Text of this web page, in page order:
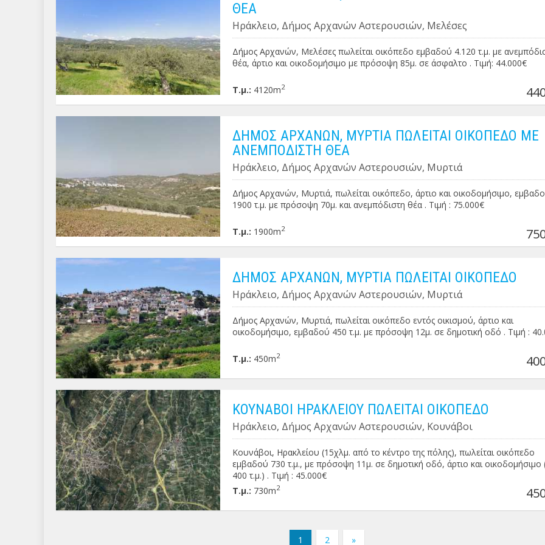
ΘΕΑ
Ηράκλειο, Δήμος Αρχανών Αστερουσιών, Μελέσες
Δήμος Αρχανών, Μελέσες πωλείται οικόπεδο εμβαδού 4.120 τ.μ. με
θέα, άρτιο και οικοδομήσιμο με πρόσοψη 85μ. σε άσφαλτο . Τιμή: 44.000€
Τ.μ.: 4120m2
ΔΗΜΟΣ ΑΡΧΑΝΩΝ, ΜΥΡΤΙΑ ΠΩΛΕΙΤΑΙ ΟΙΚΟΠΕΔΟ ΜΕ
ΑΝΕΜΠΟΔΙΣΤΗ ΘΕΑ
Ηράκλειο, Δήμος Αρχανών Αστερουσιών, Μυρτιά
Δήμος Αρχανών, Μυρτιά, πωλείται οικόπεδο, άρτιο και οικοδομήσιμο,
1900 τ.μ. με πρόσοψη 70μ. και ανεμπόδιστη θέα . Τιμή : 75.000€
Τ.μ.: 1900m2
ΔΗΜΟΣ ΑΡΧΑΝΩΝ, ΜΥΡΤΙΑ ΠΩΛΕΙΤΑΙ ΟΙΚΟΠΕΔΟ
Ηράκλειο, Δήμος Αρχανών Αστερουσιών, Μυρτιά
Δήμος Αρχανών, Μυρτιά, πωλείται οικόπεδο εντός οικισμού, άρτιο και
οικοδομήσιμο, εμβαδού 450 τ.μ. με πρόσοψη 12μ. σε δημοτική οδό . Τιμή :
Τ.μ.: 450m2
ΚΟΥΝΑΒΟΙ ΗΡΑΚΛΕΙΟΥ ΠΩΛΕΙΤΑΙ ΟΙΚΟΠΕΔΟ
Ηράκλειο, Δήμος Αρχανών Αστερουσιών, Κουνάβοι
Κουνάβοι, Ηρακλείου (15χλμ. από το κέντρο της πόλης), πωλείται οικόπεδο
εμβαδού 730 τ.μ., με πρόσοψη 11μ. σε δημοτική οδό, άρτιο και οικοδομήσιμο
400 τ.μ.) . Τιμή : 45.000€
Τ.μ.: 730m2
1 2 »